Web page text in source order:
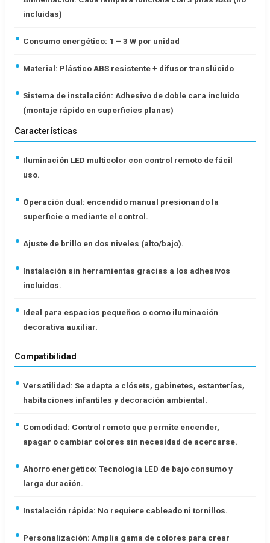
incluidas)
Consumo energético: 1 – 3 W por unidad
Material: Plástico ABS resistente + difusor translúcido
Sistema de instalación: Adhesivo de doble cara incluido
(montaje rápido en superficies planas)
Características
Iluminación LED multicolor con control remoto de fácil
uso.
Operación dual: encendido manual presionando la
superficie o mediante el control.
Ajuste de brillo en dos niveles (alto/bajo).
Instalación sin herramientas gracias a los adhesivos
incluidos.
Ideal para espacios pequeños o como iluminación
decorativa auxiliar.
Compatibilidad
Versatilidad: Se adapta a clósets, gabinetes, estanterías,
habitaciones infantiles y decoración ambiental.
Comodidad: Control remoto que permite encender,
apagar o cambiar colores sin necesidad de acercarse.
Ahorro energético: Tecnología LED de bajo consumo y
larga duración.
Instalación rápida: No requiere cableado ni tornillos.
Personalización: Amplia gama de colores para crear